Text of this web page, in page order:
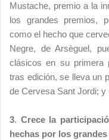
Mustache, premio a la
los grandes premios,
como el hecho que
Negre, de Arsèguel,
clásicos en su primera
tras edición, se lleva un
de Cervesa Sant Jordi; y
3. Crece la
hechas por los